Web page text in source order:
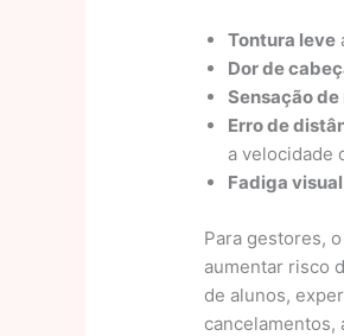
Tontura leve
Dor de
Sensação
Erro de
a velocidade
Fadiga visual
Para gestores,
aumentar risco
de alunos,
cancelamentos,